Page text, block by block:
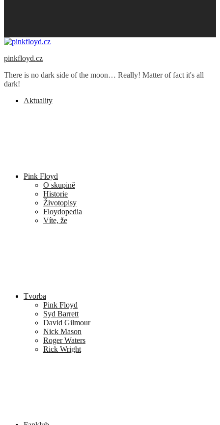
pinkfloyd.cz
There is no dark side of the moon… Really! Matter of fact it's all
dark!
Aktuality
Pink Floyd
O skupině
Historie
Životopisy
Floydopedia
Víte, že
Tvorba
Pink Floyd
Syd Barrett
David Gilmour
Nick Mason
Roger Waters
Rick Wright